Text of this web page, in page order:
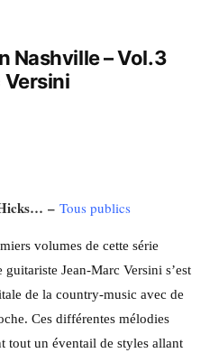
Nashville – Vol.3
Versini
– Tous publics
volumes de cette série
Jean-Marc Versini s’est
de la country-music avec de
Ces différentes mélodies
tout un éventail de styles allant